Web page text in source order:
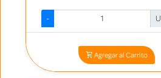
-
Agregar al Carrito